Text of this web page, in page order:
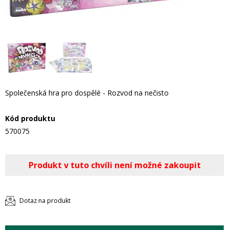
Společenská hra pro dospělé - Rozvod na nečisto
Kód produktu
570075
Produkt v tuto chvíli není možné zakoupit
Dotaz na produkt